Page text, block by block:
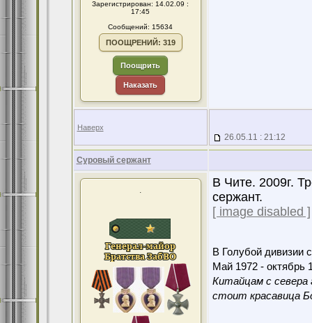
Зарегистрирован: 14.02.09 :
17:45
Сообщений: 15634
ПООЩРЕНИЙ: 319
Поощрить
Наказать
Наверх
26.05.11 : 21:12
Суровый сержант
.
В Чите. 2009г.
сержант.
[ image disabled ]
В Голубой дивизии
Май 1972 - октябрь
Китайцам с севера
стоит красавица